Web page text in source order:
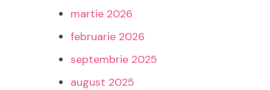
martie 2026
februarie 2026
septembrie 2025
august 2025